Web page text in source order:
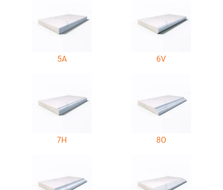
5A 6V
7H 8O